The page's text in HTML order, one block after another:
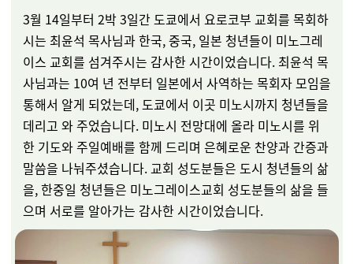
3월 14일부터 2박 3일간 도쿄에서 요로코부 교회를 목회하
시는 최윤석 목사님과 한국, 중국, 일본 청년들이 미노그레
이스 교회를 섬겨주시는 감사한 시간이었습니다. 최윤석 목
사님과는 10여 년 전부터 일본에서 사역하는 목회자 모임을
통해서 알게 되었는데, 도쿄에서 이곳 미노시까지 청년들을
데리고 와 주었습니다. 미노시 전망대에 올라 미노시를 위
한 기도와 주일예배를 함께 드리며 은혜로운 찬양과 간증과
말씀을 나눠주셨습니다. 교회 성도분들은 도시 청년들의 삶
을, 한중일 청년들은 미노그레이스교회 성도분들의 삶을 들
으며 서로를 알아가는 감사한 시간이었습니다.